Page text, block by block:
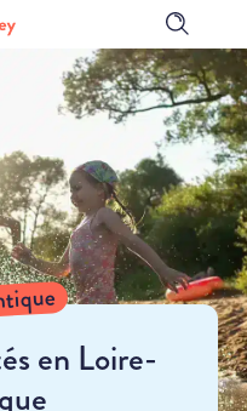
Ouvrir
la
barre
de
en Loire-